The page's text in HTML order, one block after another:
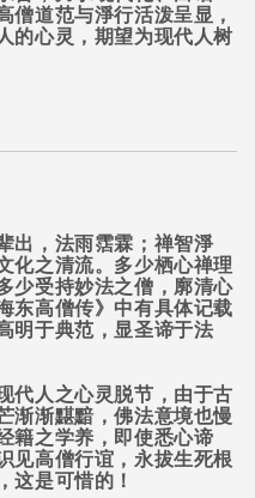
僧道范与淨行活泼呈显，
的心灵，期望为现代人树
出，法雨霑霖；禅智淨
化之清流。多少栖心禅理
少受持妙法之僧，廓清心
东高僧传》中有具体记载
明于典范，显圣谛于法
代人之心灵脱节，由于古
渐渐黮黯，佛法意境也慢
籍之学养，即使悉心谛
见高僧行谊，永拔生死根
这是可惜的！